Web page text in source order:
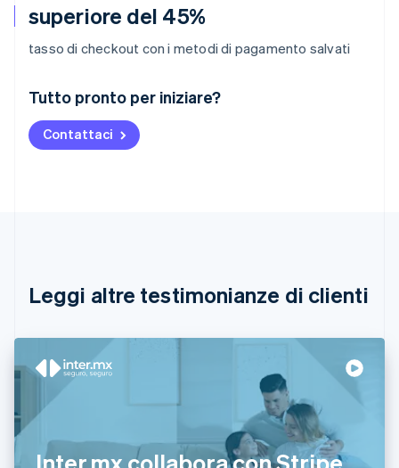
superiore del 45%
tasso di checkout con i metodi di pagamento salvati
Tutto pronto per iniziare?
Contattaci
Leggi altre testimonianze di clienti
Australia
English
Austria
DeutschEnglish
English Français
Cina continentale
Cipro
English
Croazia
Emirati Arabi Uniti
English